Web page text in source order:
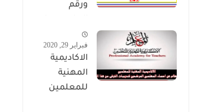
ورقم
موقع وزارة
التربية
والتعليم
وموقع LMS
فبراير 29, 2020
الاكاديمية
المهنية
للمعلمين